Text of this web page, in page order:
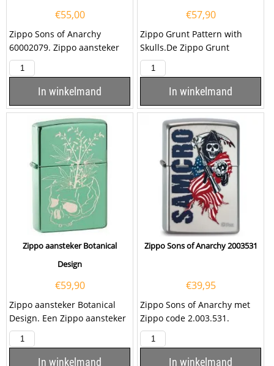
€55,00
Zippo Sons of Anarchy
60002079. Zippo aansteker
met een mat
zwarte afwerking en aan de...
In winkelmand
€57,90
Zippo Grunt Pattern with
Skulls.De Zippo Grunt
Pattern with Skulls is matt
zwart afgewerkt met aan...
In winkelmand
Zippo aansteker Botanical
Design
€59,90
Zippo aansteker Botanical
Design. Een Zippo aansteker
is een kwalitatief
goede aansteker met de...
In winkelmand
Zippo Sons of Anarchy 2003531
€39,95
Zippo Sons of Anarchy met
Zippo code 2.003.531.
In winkelmand